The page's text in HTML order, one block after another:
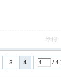
举报
3 4 / 4